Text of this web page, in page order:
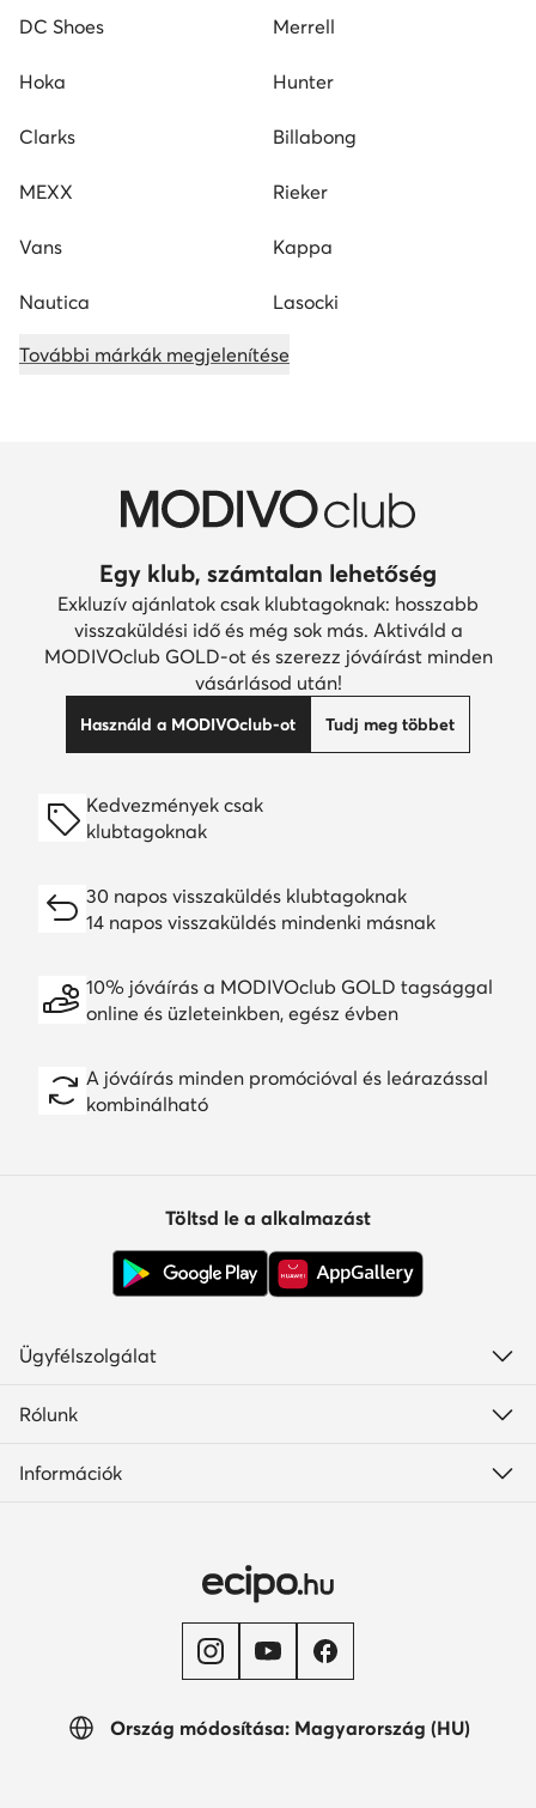
DC Shoes Merrell
Hoka Hunter
Clarks Billabong
MEXX Rieker
Vans Kappa
Nautica Lasocki
További márkák megjelenítése
Egy klub, számtalan lehetőség
Exkluzív ajánlatok csak klubtagoknak: hosszabb
visszaküldési idő és még sok más. Aktiváld a
MODIVOclub GOLD-ot és szerezz jóváírást minden
vásárlásod után!
Használd a MODIVOclub-ot Tudj meg többet
Kedvezmények csak
klubtagoknak
30 napos visszaküldés klubtagoknak
14 napos visszaküldés mindenki másnak
10% jóváírás a MODIVOclub GOLD tagsággal
online és üzleteinkben, egész évben
A jóváírás minden promócióval és leárazással
kombinálható
Ország módosítása: Magyarország (HU)
Töltsd le a alkalmazást
Ügyfélszolgálat
Rólunk
Információk